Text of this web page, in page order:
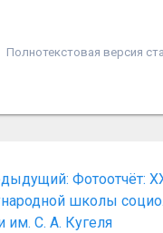
Полнотекстовая версия
Предыдущая
запись:
Фотоотчёт:
школы
им. С. А. Кугеля